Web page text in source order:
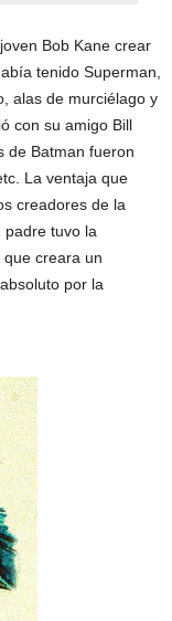
Bob Kane crear
tenido Superman,
alas de murciélago y
con su amigo Bill
de Batman fueron
La ventaja que
creadores de la
padre tuvo la
creara un
por la